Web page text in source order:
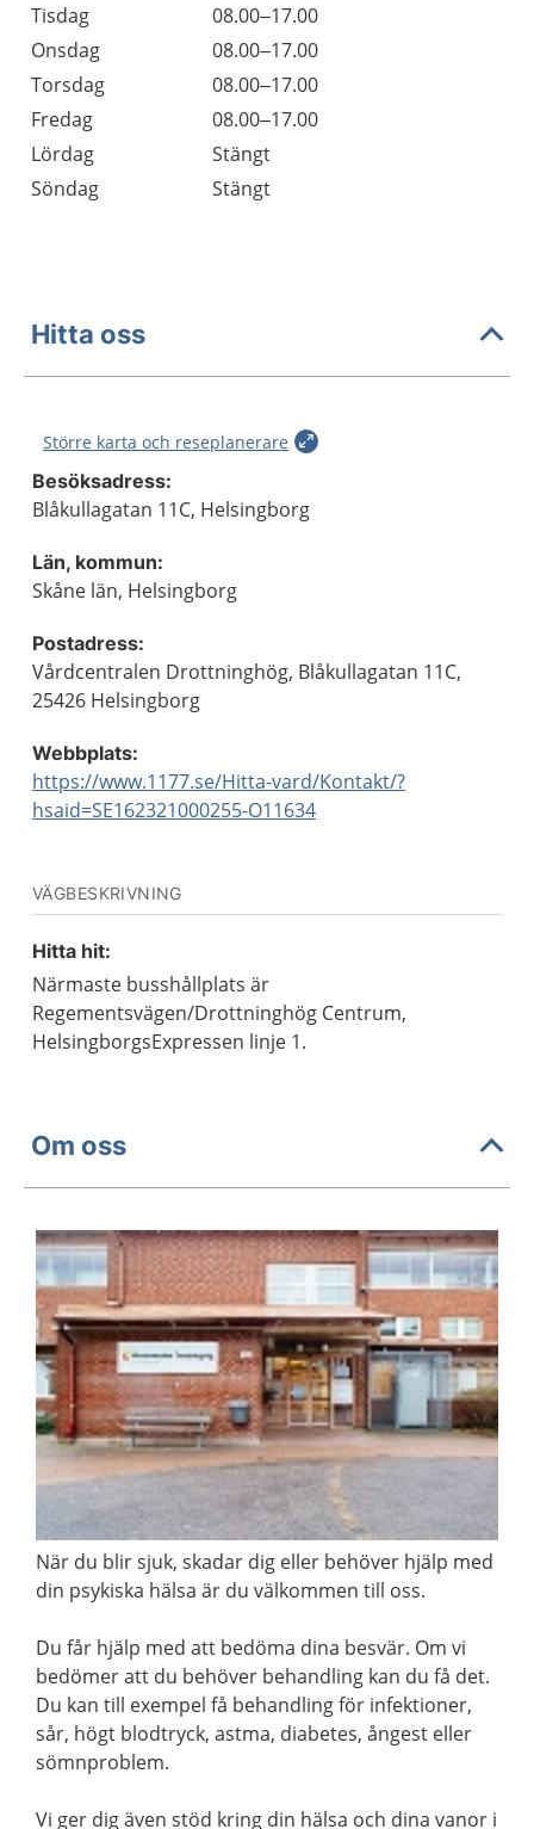
Tisdag
08.00–17.00
Onsdag
08.00–17.00
Torsdag
08.00–17.00
Fredag
08.00–17.00
Lördag
Stängt
Söndag
Stängt
Hitta oss
Större karta och reseplanerare
Besöksadress:
Blåkullagatan 11C, Helsingborg
Län, kommun:
Skåne län, Helsingborg
Postadress:
Vårdcentralen Drottninghög, Blåkullagatan 11C,
25426 Helsingborg
Webbplats:
https://www.1177.se/Hitta-vard/Kontakt/?
hsaid=SE162321000255-O11634
VÄGBESKRIVNING
Hitta hit:
Närmaste busshållplats är
Regementsvägen/Drottninghög Centrum,
HelsingborgsExpressen linje 1.
Om oss
När du blir sjuk, skadar dig eller behöver hjälp med
din psykiska hälsa är du välkommen till oss.
Du får hjälp med att bedöma dina besvär. Om vi
bedömer att du behöver behandling kan du få det.
Du kan till exempel få behandling för infektioner,
sår, högt blodtryck, astma, diabetes, ångest eller
sömnproblem.
Vi ger dig även stöd kring din hälsa och dina vanor i